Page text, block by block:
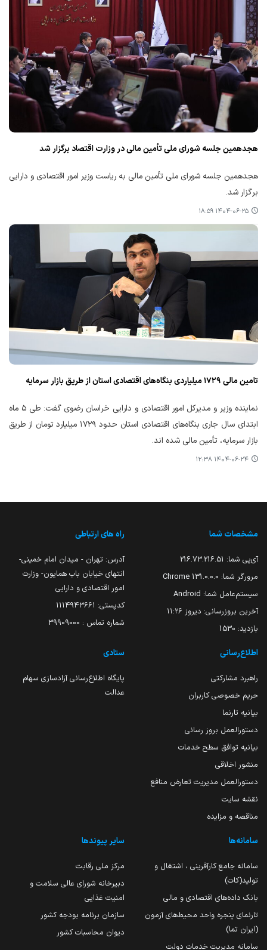
هجدهمین جلسه شورای ملی تأمین مالی در وزارت اقتصاد برگزار شد
هجدهمین جلسه شورای ملی تأمین مالی به ریاست وزیر امور اقتصادی و دارایی
برگزار شد.
۱۴۰۴-۰۶-۲۵ ۱۸:۵۹
تامین مالی ۱۷۲۹ میلیاردی بنگاه‌های اقتصادی استان از طریق بازار سرمایه
نماینده وزیر و مدیرکل امور اقتصادی و دارایی خراسان رضوی گفت: طی ۵ ماه
ابتدای سال جاری بنگاه‌های اقتصادی استان حدود ۱۷۲۹ میلیارد تومان از طریق
بازار سرمایه، تأمین مالی شده اند.
۱۴۰۴-۰۶-۲۴ ۱۲:۳۸
مشخصات شما
آی‌پی شما: 216.73.216.51
مرورگر شما: 131.0.0.0 Chrome
سیستم‌عامل شما: Android
آخرین بروزرسانی: دیروز ۱۱:۲۶
بازدید: 1530
راه های ارتباطی
آدرس: تهران - میدان امام خمینی-
انتهای خیابان باب همایون- وزارت
امور اقتصادی و دارایی
کدپستی: ۱۱۱۴۹۴۳۶۶۱
شماره تماس : 39909000
اطلاع‌رسانی
راهبرد مشارکتی
حریم خصوصی کاربران
بیانیه تارنما
دستورالعمل بروز رسانی
بیانیه توافق سطح خدمات
منشور اخلاقی
دستورالعمل مدیریت تعارض منافع
نقشه سایت
مناقصه و مزایده
ستادی
پایگاه اطلاع‌رسانی آزادسازی سهام
عدالت
سامانه‌ها
سامانه جامع کارآفرینی ، اشتغال و
تولید(کات)
بانک داده‌های اقتصادی و مالی
تارنمای پنجره واحد محیط‌های آزمون
(ایران تما)
سامانه مدیریت خدمات دولت
سایر پیوندها
مرکز ملی رقابت
دبیرخانه شورای عالی سلامت و
امنیت غذایی
سازمان برنامه بودجه کشور
دیوان محاسبات کشور